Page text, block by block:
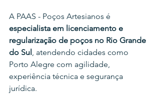
A PAAS - Poços Artesianos é
especialista em licenciamento e
regularização de poços no Rio Grande
do Sul, atendendo cidades como
Porto Alegre com agilidade,
experiência técnica e segurança
jurídica.